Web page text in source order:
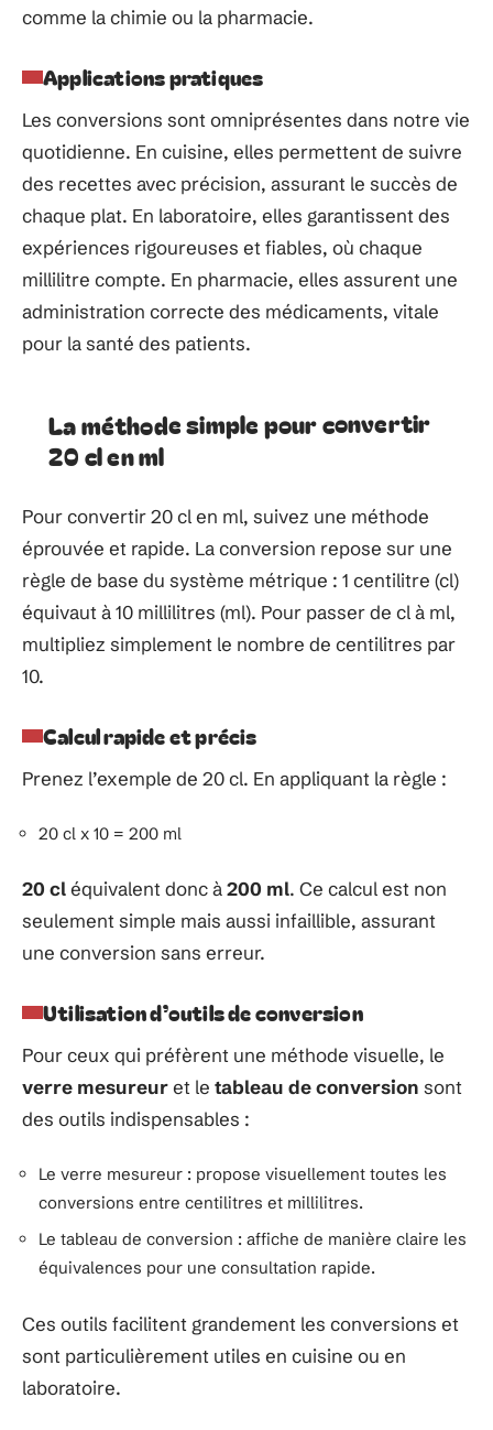
comme la chimie ou la pharmacie.
Applications pratiques
Les conversions sont omniprésentes dans notre vie
quotidienne. En cuisine, elles permettent de suivre
des recettes avec précision, assurant le succès de
chaque plat. En laboratoire, elles garantissent des
expériences rigoureuses et fiables, où chaque
millilitre compte. En pharmacie, elles assurent une
administration correcte des médicaments, vitale
pour la santé des patients.
La méthode simple pour convertir
20 cl en ml
Pour convertir 20 cl en ml, suivez une méthode
éprouvée et rapide. La conversion repose sur une
règle de base du système métrique : 1 centilitre (cl)
équivaut à 10 millilitres (ml). Pour passer de cl à ml,
multipliez simplement le nombre de centilitres par
10.
Calcul rapide et précis
Prenez l’exemple de 20 cl. En appliquant la règle :
20 cl x 10 = 200 ml
20 cléquivalent donc à200 ml. Ce calcul est non
seulement simple mais aussi infaillible, assurant
une conversion sans erreur.
Utilisation d’outils de conversion
Pour ceux qui préfèrent une méthode visuelle, le
verre mesureuret le tableau de conversion sont
des outils indispensables :
Le verre mesureur : propose visuellement toutes les
conversions entre centilitres et millilitres.
Le tableau de conversion : affiche de manière claire les
équivalences pour une consultation rapide.
Ces outils facilitent grandement les conversions et
sont particulièrement utiles en cuisine ou en
laboratoire.